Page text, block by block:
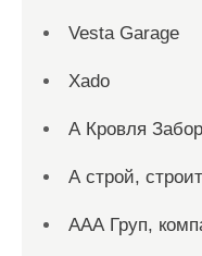
Vesta Garage
Xado
А Кровля
А строй,
ААА Груп,